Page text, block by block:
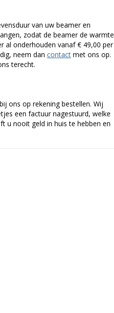
van uw beamer en
zodat de beamer de warmte
al onderhouden vanaf € 49,00 per
neem dan contact met ons op.
terecht.
ons op rekening bestellen. Wij
een factuur nagestuurd, welke
u nooit geld in huis te hebben en